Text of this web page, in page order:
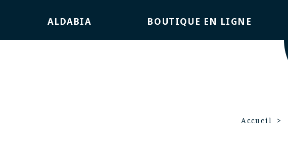
ALDABIA BOUTIQUE EN LIGNE
Accueil